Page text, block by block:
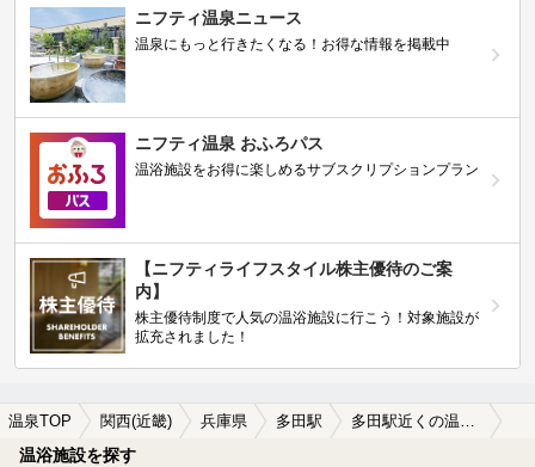
ニフティ温泉ニュース
温泉にもっと行きたくなる！お得な情報を掲載中
ニフティ温泉 おふろパス
温浴施設をお得に楽しめるサブスクリプションプラン
【ニフティライフスタイル株主優待のご案
内】
株主優待制度で人気の温浴施設に行こう！対象施設が
拡充されました！
温泉TOP 関西(近畿) 兵庫県 多田駅 多田駅近くの温泉宿・温泉旅館・ホテルおすすめ(2026年版)
温浴施設を探す